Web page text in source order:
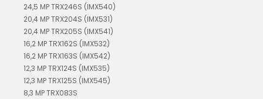
24,5 MP TRX246S (IMX540)
20,4 MP TRX204S (IMX531)
20,4 MP TRX205S (IMX541)
16,2 MP TRX162S (IMX532)
16,2 MP TRX163S (IMX542)
12,3 MP TRX124S (IMX535)
12,3 MP TRX125S (IMX545)
8,3 MP TRX083S